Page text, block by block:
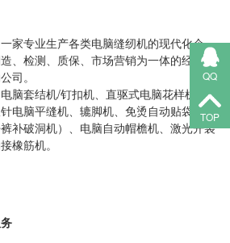
家专业生产各类电脑缝纫机的现代化企
、检测、质保、市场营销为一体的经营体
司。
脑套结机/钉扣机、直驱式电脑花样机、电
电脑平缝机、辘脚机、免烫自动贴袋机、
补破洞机）、电脑自动帽檐机、激光开袋
橡筋机。
QQ
TOP